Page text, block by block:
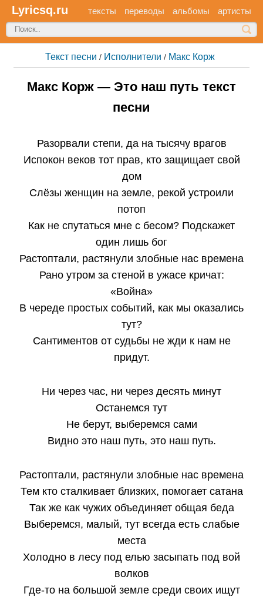
Lyricsq.ru тексты переводы альбомы артисты
Текст песни / Исполнители / Макс Корж
Макс Корж — Это наш путь текст
песни
Разорвали степи, да на тысячу врагов
Испокон веков тот прав, кто защищает свой
дом
Слёзы женщин на земле, рекой устроили
потоп
Как не спутаться мне с бесом? Подскажет
один лишь бог
Растоптали, растянули злобные нас времена
Рано утром за стеной в ужасе кричат:
«Война»
В череде простых событий, как мы оказались
тут?
Сантиментов от судьбы не жди к нам не
придут.
Ни через час, ни через десять минут
Останемся тут
Не берут, выберемся сами
Видно это наш путь, это наш путь.
Растоптали, растянули злобные нас времена
Тем кто сталкивает близких, помогает сатана
Так же как чужих объединяет общая беда
Выберемся, малый, тут всегда есть слабые
места
Холодно в лесу под елью засыпать под вой
волков
Где-то на большой земле среди своих ищут